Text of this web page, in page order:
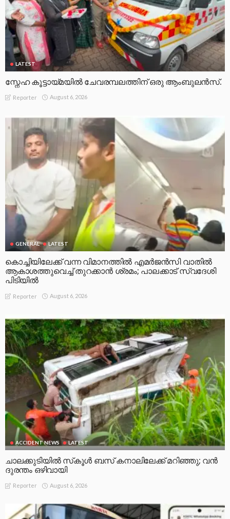
LATEST
സ്നേഹ കൂട്ടായ്മയിൽ ചേവരമ്പലത്തിന് ഒരു ആംബുലൻസ്.
Reporter August 6, 2026
GENERAL LATEST
കൊച്ചിയിലേക്ക് വന്ന വിമാനത്തിൽ എമർജൻസി വാതിൽ
ആകാശത്തുവെച്ച് തുറക്കാൻ ശ്രമം; പാലക്കാട് സ്വദേശി
പിടിയിൽ
Reporter August 6, 2026
ACCIDENT NEWS LATEST
ചാലക്കുടിയിൽ സ്‌കൂൾ ബസ് കനാലിലേക്ക് മറിഞ്ഞു; വൻ
ദുരന്തം ഒഴിവായി
Reporter August 6, 2026